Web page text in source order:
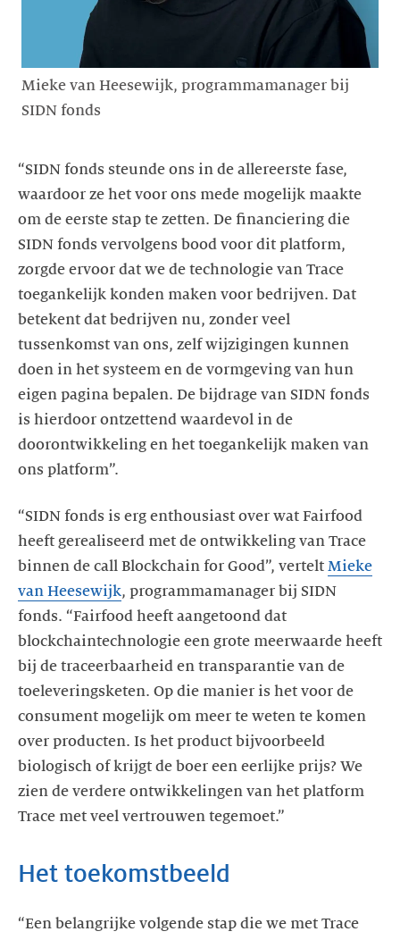
Mieke van Heesewijk, programmamanager bij
SIDN fonds
“SIDN fonds steunde ons in de allereerste fase,
waardoor ze het voor ons mede mogelijk maakte
om de eerste stap te zetten. De financiering die
SIDN fonds vervolgens bood voor dit platform,
zorgde ervoor dat we de technologie van Trace
toegankelijk konden maken voor bedrijven. Dat
betekent dat bedrijven nu, zonder veel
tussenkomst van ons, zelf wijzigingen kunnen
doen in het systeem en de vormgeving van hun
eigen pagina bepalen. De bijdrage van SIDN fonds
is hierdoor ontzettend waardevol in de
doorontwikkeling en het toegankelijk maken van
ons platform”.
“SIDN fonds is erg enthousiast over wat Fairfood
heeft gerealiseerd met de ontwikkeling van Trace
binnen de call Blockchain for Good”, vertelt Mieke
van Heesewijk, programmamanager bij SIDN
fonds. “Fairfood heeft aangetoond dat
blockchaintechnologie een grote meerwaarde heeft
bij de traceerbaarheid en transparantie van de
toeleveringsketen. Op die manier is het voor de
consument mogelijk om meer te weten te komen
over producten. Is het product bijvoorbeeld
biologisch of krijgt de boer een eerlijke prijs? We
zien de verdere ontwikkelingen van het platform
Trace met veel vertrouwen tegemoet.”
Het toekomstbeeld
“Een belangrijke volgende stap die we met Trace